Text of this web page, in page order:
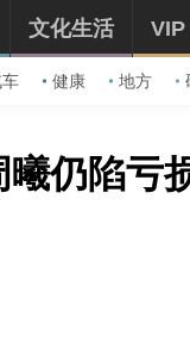
健康 地方
文化生活 VIP
仍陷亏